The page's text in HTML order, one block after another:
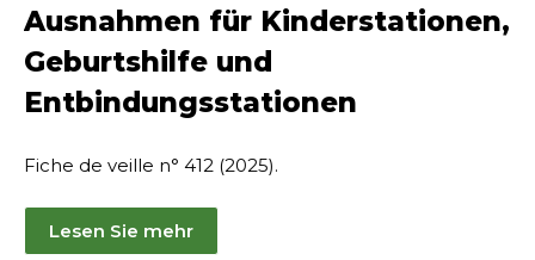
Ausnahmen für Kinderstationen,
Geburtshilfe und
Entbindungsstationen
Fiche de veille n° 412 (2025).
Lesen Sie mehr